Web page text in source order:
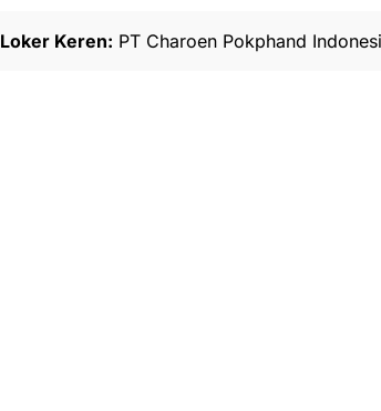
Loker Keren: PT Charoen Pokphand